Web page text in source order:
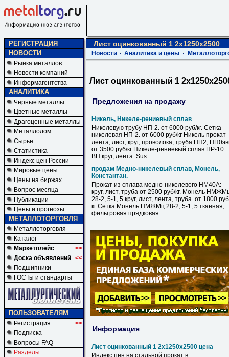
РЕГИСТРАЦИЯ
НОВОСТИ
Рынка металлов
Новости компаний
Информагентства
АНАЛИТИКА
Черные металлы
Цветные металлы
Драгоценные металлы
Металлолом
Сырье
Статистика
Индекс цен России
Мировые цены
Цены на биржах
Вопрос месяца
Публикации
Цены и прогнозы
МЕТАЛЛОТОРГОВЛЯ
Металлоторговля
Каталог
Маркетплейс
<<
Доска объявлений <<
Подшипники
ГОСТы и стандарты
ПОЛЬЗОВАТЕЛЯМ
Регистрация
<<
Подписка
Вопросы FAQ
Разделы
Лист оцинкованный 1 2х1250х2500
Новости Аналитика и цены
Лист оцинкованный 1
Предложения на продажу
Никель, Никеле-рениевый сплав
Никелевую трубу НП-2. от 6000 руб/кг. Сетка
никелевая НП-2. от 6000 руб/кг Никель прокат
лента, лист, круг, проволока, труба НП2;
от 3500 руб/кг Никеле-рениевый сплав НР-10
ВП круг, лента. Sus...
продам Медно-никелевый сплав, Монель,
Константан.
Прокат из сплава медно-никелевого НМ40А:
круг, лист, труба от 2500 руб/кг. Монель
28-2, 5-1, 5 круг, лист, лента, труба. от 1800
кг Сетка Монель НМЖМц 28-2, 5-1, 5 тканная,
фильтровая прядковая...
Информация
Лист оцинкованный 1 2х1250х2500 цена
Индекс цен на стальной прокат в